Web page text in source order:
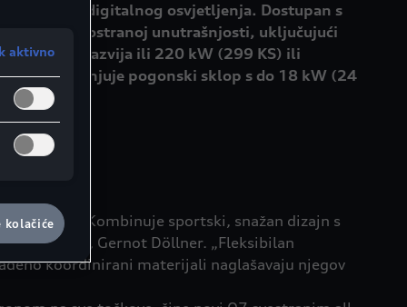
digitalnog osvjetljenja. Dostupan s
uživati u prostranoj unutrašnjosti, uključujući
koji razvija ili 220 kW (299 KS) ili
nadopunjuje pogonski sklop s do 18 kW (24
cijene.
Kombinuje sportski, snažan dizajn s
Audi, Gernot Döllner. „Fleksibilan
koordinirani materijali naglašavaju njegov
aktivno
kolačiće